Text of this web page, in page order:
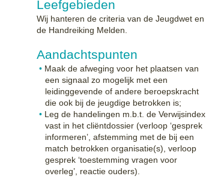
Leefgebieden
Wij hanteren de criteria van de Jeugdwet en
de Handreiking Melden.
Aandachtspunten
Maak de afweging voor het plaatsen van
een signaal zo mogelijk met een
leidinggevende of andere beroepskracht
die ook bij de jeugdige betrokken is;
Leg de handelingen m.b.t. de Verwijsindex
vast in het cliëntdossier (verloop ‘gesprek
informeren’, afstemming met de bij een
match betrokken organisatie(s), verloop
gesprek ‘toestemming vragen voor
overleg’, reactie ouders).